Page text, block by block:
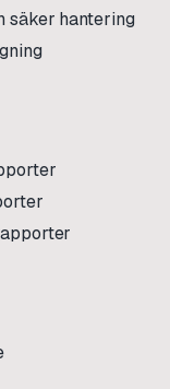
säker hantering